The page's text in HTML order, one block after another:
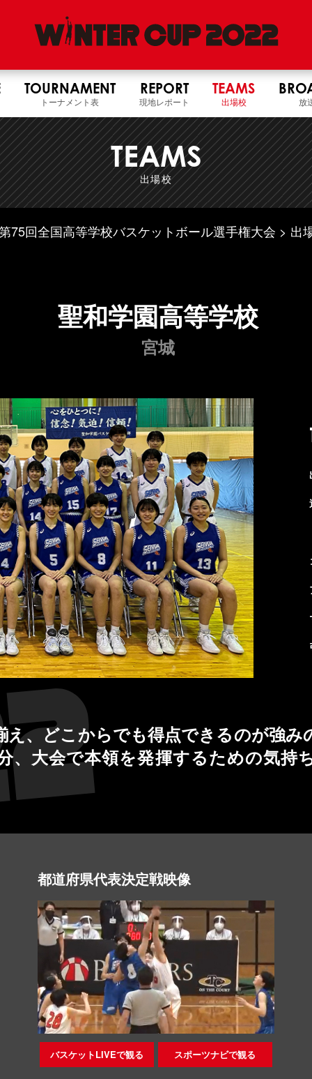
TOURNAMENT
トーナメント表
REPORT
現地レポート
TEAMS
出場校 放
TEAMS
出場校
75回全国高等学校バスケットボール選手権大会 出
聖和学園高等学校
宮城
え、どこからでも得点できるのが強み
、大会で本領を発揮するための気持
都道府県代表決定戦映像
バスケットLIVEで観る スポーツナビで観る